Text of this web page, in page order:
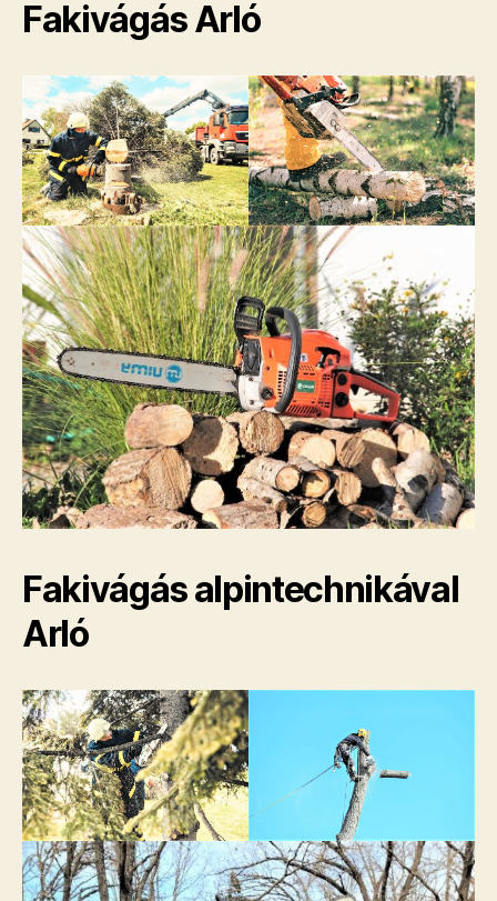
Fakivágás Arló
Fakivágás alpintechnikával
Arló